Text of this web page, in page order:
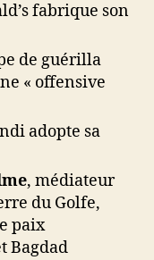
fabrique son
de guérilla
« offensive
adopte sa
, médiateur
du Golfe,
paix
Bagdad